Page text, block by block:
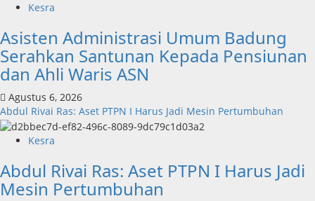
Kesra
Asisten Administrasi Umum Badung
Serahkan Santunan Kepada Pensiunan
dan Ahli Waris ASN
Agustus 6, 2026
Abdul Rivai Ras: Aset PTPN I Harus Jadi Mesin Pertumbuhan
Kesra
Abdul Rivai Ras: Aset PTPN I Harus Jadi
Mesin Pertumbuhan